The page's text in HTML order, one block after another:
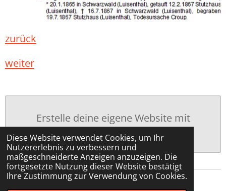
Diese Website verwendet Cookies, um Ihr
Nutzererlebnis zu verbessern und
maßgeschneiderte Anzeigen anzuzeigen. Die
fortgesetzte Nutzung dieser Website bestätigt
Ihre Zustimmung zur Verwendung von Cookies.
zurück
weiter
Erstelle deine eigene Website mit
Webador